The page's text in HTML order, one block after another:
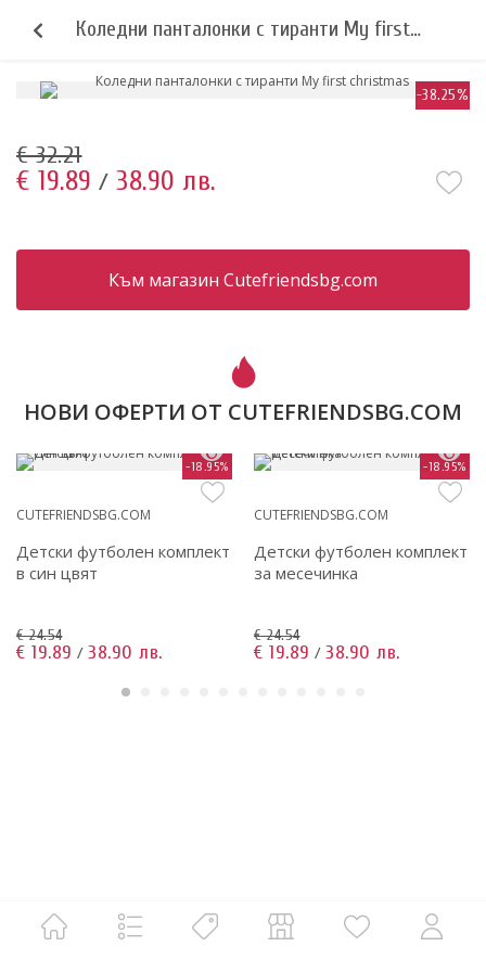
-38.25%
Коледни панталонки с тиранти My first
€ 32.21
€ 19.89 / 38.90 лв.
Към магазин Cutefriendsbg.com
НОВИ ОФЕРТИ ОТ CUTEFRIENDSBG.COM
-18.95%
CUTEFRIENDSBG.COM
Детски футболен комплект
в син цвят
€ 24.54
€ 19.89 / 38.90 лв.
-18.95%
CUTEFRIENDSBG.COM
Детски футболен комплект
за месечинка
€ 24.54
€ 19.89 / 38.90 лв.